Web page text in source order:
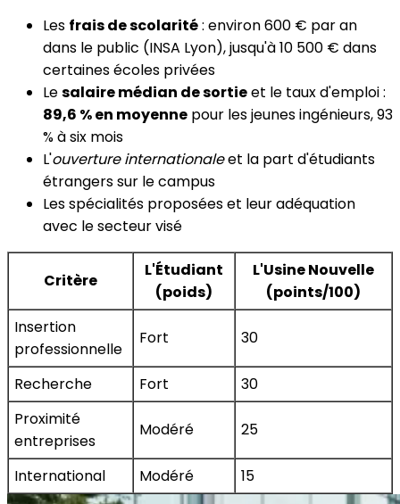
Les frais de scolarité: environ 600 € par an
dans le public (INSA Lyon), jusqu'à 10 500 € dans
certaines écoles privées
Lesalaire médian de sortieet le taux d'emploi :
89,6 % en moyenne pour les jeunes ingénieurs, 93
% à six mois
L'ouverture internationaleet la part d'étudiants
étrangers sur le campus
Les spécialités proposées et leur adéquation
avec le secteur visé
Critère
L'Étudiant
(poids)
L'Usine Nouvelle
(points/100)
Insertion
professionnelle
Fort 30
Recherche Fort
30
Proximité
entreprises
Modéré 25
International Modéré 15